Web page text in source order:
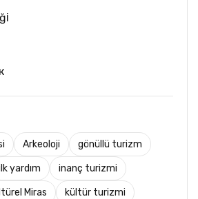
Arkeoloji gönüllü turizm
yardım inanç turizmi
Miras kültür turizmi